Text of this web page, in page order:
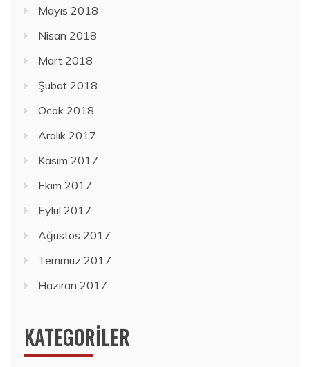
Mayıs 2018
Nisan 2018
Mart 2018
Şubat 2018
Ocak 2018
Aralık 2017
Kasım 2017
Ekim 2017
Eylül 2017
Ağustos 2017
Temmuz 2017
Haziran 2017
KATEGORILER